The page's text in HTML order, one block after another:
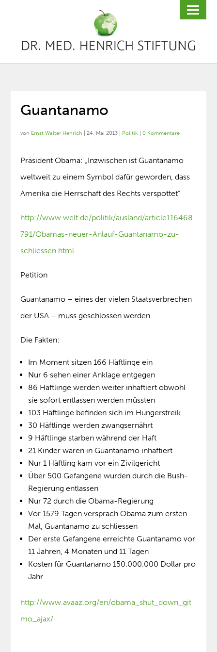
Guantanamo
von Ernst Walter Henrich |24. Mai 2013 Politik |0 Kommentare
Präsident Obama: „Inzwischen ist Guantanamo
weltweit zu einem Symbol dafür geworden, dass
Amerika die Herrschaft des Rechts verspottet“
http://www.welt.de/politik/ausland/article116468
791/Obamas-neuer-Anlauf-Guantanamo-zu-
schliessen.html
Petition
Guantanamo – eines der vielen Staatsverbrechen
der USA – muss geschlossen werden
Die Fakten:
Im Moment sitzen 166 Häftlinge ein
Nur 6 sehen einer Anklage entgegen
86 Häftlinge werden weiter inhaftiert obwohl
sie sofort entlassen werden müssten
103 Häftlinge befinden sich im Hungerstreik
30 Häftlinge werden zwangsernährt
9 Häftlinge starben während der Haft
21 Kinder waren in Guantanamo inhaftiert
Nur 1 Häftling kam vor ein Zivilgericht
Über 500 Gefangene wurden durch die Bush-
Regierung entlassen
Nur 72 durch die Obama-Regierung
Vor 1579 Tagen versprach Obama zum ersten
Mal, Guantanamo zu schliessen
Der erste Gefangene erreichte Guantanamo vor
11 Jahren, 4 Monaten und 11 Tagen
Kosten für Guantanamo 150.000.000 Dollar pro
Jahr
http://www.avaaz.org/en/obama_shut_down_git
mo_ajax/